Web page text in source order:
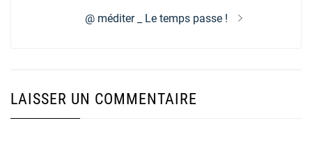
Next
@ méditer _ Le temps passe !
LAISSER UN COMMENTAIRE